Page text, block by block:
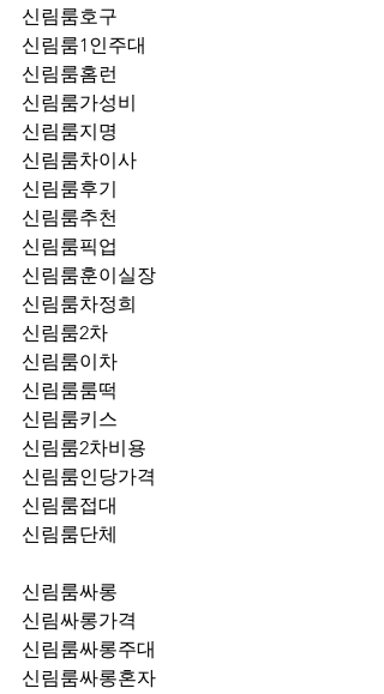
신림룸호구
신림룸1인주대
신림룸홈런
신림룸가성비
신림룸지명
신림룸차이사
신림룸후기
신림룸추천
신림룸훈이실장
신림룸차정희
신림룸2차
신림룸이차
신림룸룸떡
신림룸키스
신림룸2차비용
신림룸인당가격
신림룸접대
신림룸단체
신림룸싸롱
신림싸롱가격
신림룸싸롱주대
신림룸싸롱혼자